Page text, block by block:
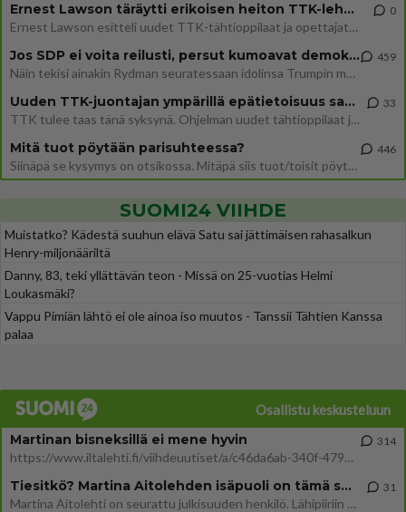
Ernest Lawson täräytti erikoisen heiton TTK-lehdistötilaisuudessa: " Onko tässä tarkoituksena...?"
Ernest Lawson esitteli uudet TTK-tähtioppilaat ja opettajat torstaina 6.8. lehdistölle. Tulevalla kaudella on yksi hausk
0
Jos SDP ei voita reilusti, persut kumoavat demokratian Suomesta
Näin tekisi ainakin Rydman seuratessaan idolinsa Trumpin mallia https://www.is.fi/politiikka/art-2000012187244.html
459
Uuden TTK-juontajan ympärillä epätietoisuus sakenee - Nyt MTV hämmentää soppaa
TTK tulee taas tänä syksynä. Ohjelman uudet tähtioppilaat julkistetaan torstaina 6. elokuuta klo 14 alkavassa lehdistö
33
Mitä tuot pöytään parisuhteessa?
Siinäpä se kysymys on otsikossa. Mitäpä siis tuot/toisit pöytään parisuhteessa? Oletko mies vai nainen? Koetko sen mitä
446
SUOMI24 VIIHDE
Muistatko? Kädestä suuhun elävä Satu sai jättimäisen rahasalkun
Henry-miljonääriltä
Danny, 83, teki yllättävän teon - Missä on 25-vuotias Helmi
Loukasmäki?
Vappu Pimiän lähtö ei ole ainoa iso muutos - Tanssii Tähtien Kanssa
palaa
Osallistu keskusteluun
Martinan bisneksillä ei mene hyvin
https://www.iltalehti.fi/viihdeuutiset/a/c46da6ab-340f-4790-aaa7-0865eed2336 Yrityksen konkurssihakemus on tullut kärä
314
Tiesitkö? Martina Aitolehden isäpuoli on tämä suosittu laulaja
Martina Aitolehti on seurattu julkisuuden henkilö. Lähipiiriin mahtuu muitakin tunnettuja henkilöitä. Tiesitkö, että Ma
31